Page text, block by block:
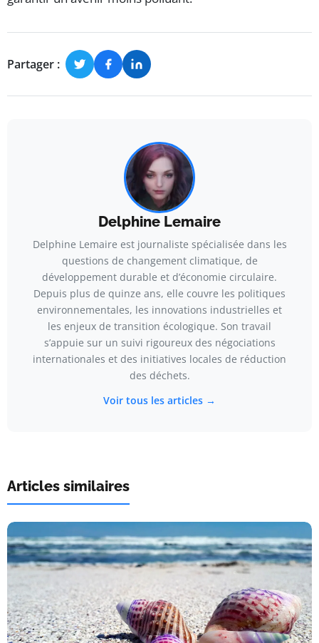
Partager :
Delphine Lemaire
Delphine Lemaire est journaliste spécialisée dans les
questions de changement climatique, de
développement durable et d’économie circulaire.
Depuis plus de quinze ans, elle couvre les politiques
environnementales, les innovations industrielles et
les enjeux de transition écologique. Son travail
s’appuie sur un suivi rigoureux des négociations
internationales et des initiatives locales de réduction
des déchets.
Voir tous les articles →
Articles similaires